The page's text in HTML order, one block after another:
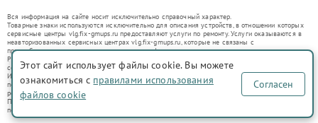
Вся информация на сайте носит исключительно справочный характер.
Товарные знаки используются исключительно для описания устройств, в отношении которых
сервисные центры vlg.fix-gmups.ru предоставляют услуги по ремонту. Услуги оказываются в
неавторизованных сервисных центрах vlg.fix-gmups.ru, которые не связаны с
правообладателями товарных знаков или их официальными представителями.
Ремонт осуществляется для устройств, уже введенных в гражданский оборот в соответствии
со статьей 1487 ГК РФ.
Использование товарных знаков не преследует цели индивидуализации услуг или введения
потребителей в заблуждение, а служит для информирования о предоставляемых услугах по
ремонту техники указанных брендов.
Представленная на сайте информация не является публичной офертой, определяемой
положениями Статьи 437(2) Гражданского кодекса РФ
Этот сайт использует файлы cookie. Вы можете
ознакомиться с правилами использования
файлов cookie
Согласен